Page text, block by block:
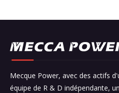
Mecque Power, avec des actifs
équipe de R & D indépendante,